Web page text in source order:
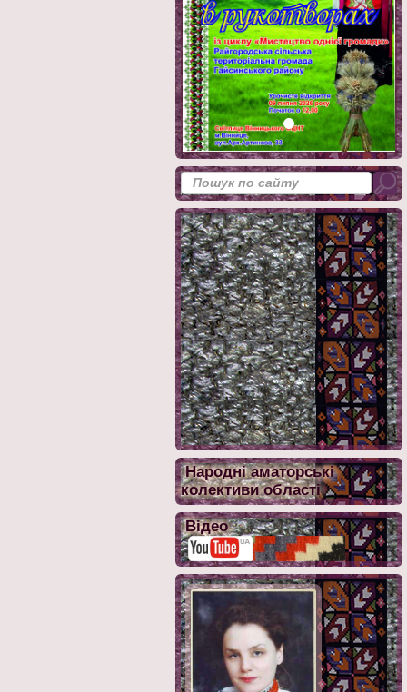
Народні аматорські
колективи області
Відео